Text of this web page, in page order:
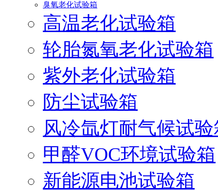
臭氧老化试验箱
高温老化试验箱
轮胎氮氧老化试验箱
紫外老化试验箱
防尘试验箱
风冷氙灯耐气候试
甲醛VOC环境试验箱
新能源电池试验箱